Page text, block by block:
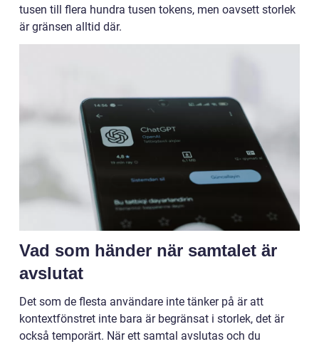
tusen till flera hundra tusen tokens, men oavsett storlek
är gränsen alltid där.
Vad som händer när samtalet är
avslutat
Det som de flesta användare inte tänker på är att
kontextfönstret inte bara är begränsat i storlek, det är
också temporärt. När ett samtal avslutas och du